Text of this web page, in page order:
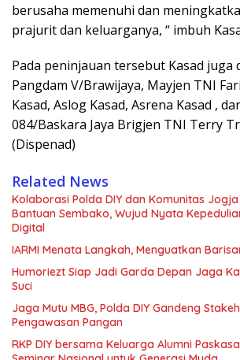
berusaha memenuhi dan
prajurit dan keluarganya, “ imbuh
Pada peninjauan tersebut Kasad juga
Pangdam V/Brawijaya, Mayjen TNI
Kasad, Aslog Kasad, Asrena Kasad ,
084/Baskara Jaya Brigjen TNI Terry
(Dispenad)
Related News
Kolaborasi Polda DIY dan Komunitas
Bantuan Sembako, Wujud Nyata
Digital
IARMI Menata Langkah, Menguatkan
Humoriezt Siap Jadi Garda Depan Jaga
Suci
Jaga Mutu MBG, Polda DIY Gandeng
Pengawasan Pangan
RKP DIY bersama Keluarga Alumni